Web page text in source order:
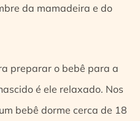
da mamadeira e do
preparar o bebê para a
é ele relaxado. Nos
bebê dorme cerca de 18